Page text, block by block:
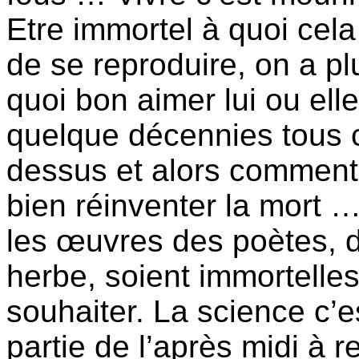
Etre immortel à quoi
de se reproduire, on a
quoi bon aimer lui ou
quelque décennies tous
dessus et alors
bien réinventer la mort
les œuvres des poètes,
herbe, soient
souhaiter. La science
partie de l’après midi à